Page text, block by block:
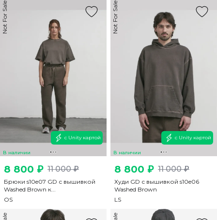
В наличии
Not For Sale
с Unity картой
8 800 ₽ 11 000 ₽
Брюки s10e07 GD с вышивкой
Washed Brown к...
OS
В наличии
Not For Sale
с Unity картой
8 800 ₽ 11 000 ₽
Худи GD с вышивкой s10e06
Washed Brown
LS